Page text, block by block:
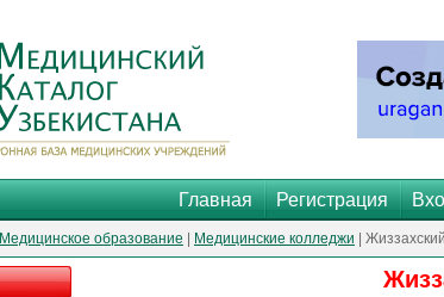
Главная Регистрация
Медицинское образование Медицинские колледжи |